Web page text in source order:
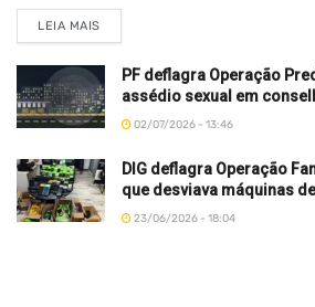
LEIA MAIS
PF deflagra Operação
assédio sexual em
02/07/2026 - 13:46
DIG deflagra Operação
que desviava máquinas
23/06/2026 - 18:04